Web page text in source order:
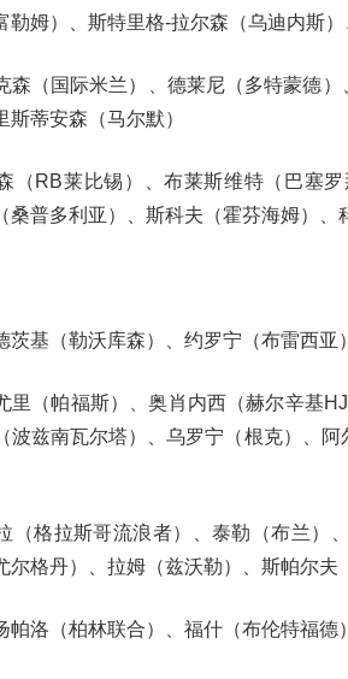
勒姆）、斯特里格-拉尔森（乌迪内斯
森（国际米兰）、德莱尼（多特蒙德
蒂安森（马尔默）
（RB莱比锡）、布莱斯维特（巴塞
桑普多利亚）、斯科夫（霍芬海姆）、
茨基（勒沃库森）、约罗宁（布雷西
里（帕福斯）、奥肖内西（赫尔辛基
波兹南瓦尔塔）、乌罗宁（根克）、
（格拉斯哥流浪者）、泰勒（布兰）
尔格丹）、拉姆（兹沃勒）、斯帕尔
帕洛（柏林联合）、福什（布伦特福德